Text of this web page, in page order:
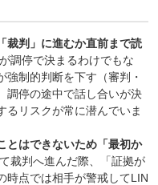
裁判」に進むか直前まで読
調停で決まるわけでもな
強制的判断を下す（審判・
調停の途中で話し合いが決
るリスクが常に潜んでいま
とはできないため「最初か
裁判へ進んだ際、「証拠が
時点では相手が警戒してLIN